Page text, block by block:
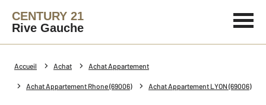
CENTURY 21
Rive Gauche
Accueil Achat Achat Appartement
Achat Appartement Rhone (69006) Achat Appartement LYON (69006)